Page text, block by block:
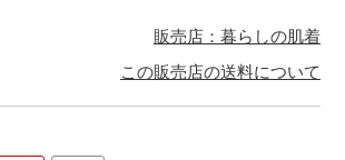
販売店：暮らしの肌着
この販売店の送料について